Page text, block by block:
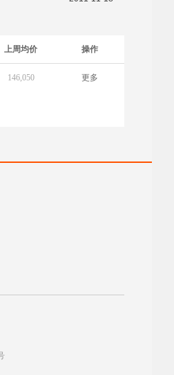
上周均价 操作
146,050 更多